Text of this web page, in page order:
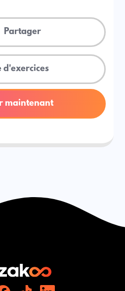
Partager
d'exercices
maintenant